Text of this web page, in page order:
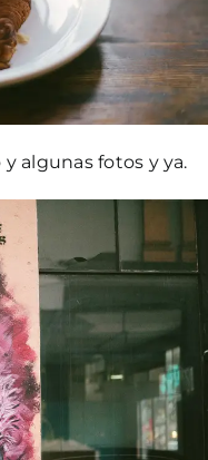
algunas fotos y ya.